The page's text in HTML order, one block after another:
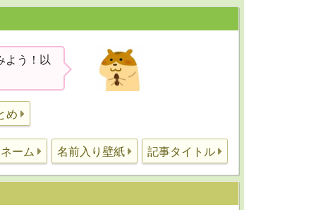
よう！以
め
ーム 名前入り壁紙 記事タイトル